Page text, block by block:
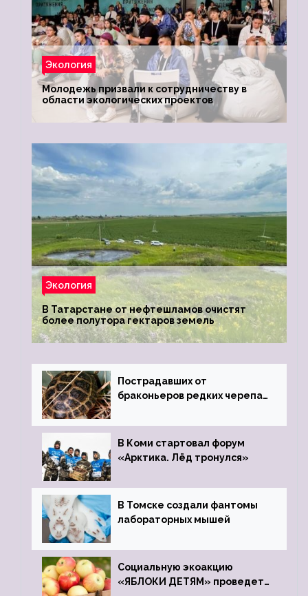
Экология
Молодежь призвали к сотрудничеству в
области экологических проектов
Экология
В Татарстане от нефтешламов очистят
более полутора гектаров земель
Пострадавших от
браконьеров редких черепах
зоопарк
В Коми стартовал форум
«Арктика. Лёд тронулся»
В Томске создали фантомы
лабораторных мышей
Социальную экоакцию
«ЯБЛОКИ ДЕТЯМ» проведет